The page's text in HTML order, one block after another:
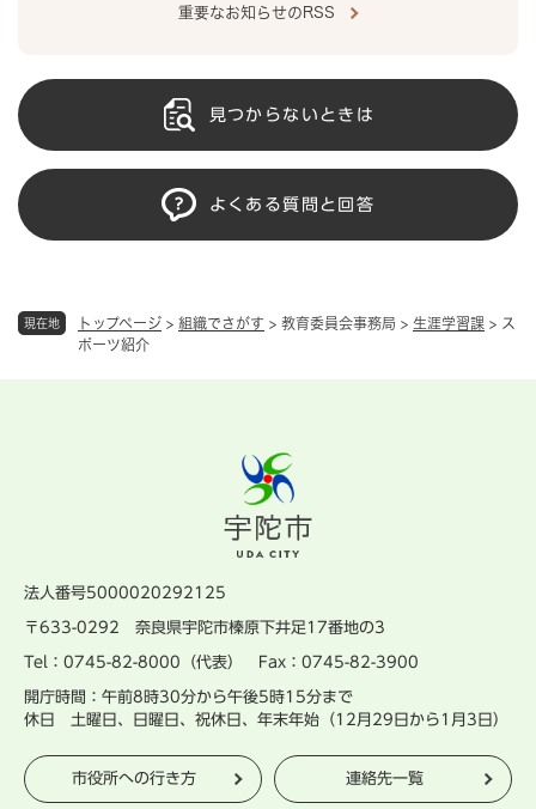
現在地 トップページ > 組織でさがす > 教育委員会事務局 > 生涯学習課 > ス
ポーツ紹介
重要なお知らせのRSS
見つからないときは
よくある質問と回答
法人番号5000020292125
〒633-0292 奈良県宇陀市榛原下井足17番地の3
Tel：0745-82-8000（代表） Fax：0745-82-3900
開庁時間：午前8時30分から午後5時15分まで
休日 土曜日、日曜日、祝休日、年末年始（12月29日から1月3日）
市役所への行き方 連絡先一覧